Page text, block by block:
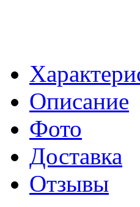
Описание
Фото
Доставка
Отзывы